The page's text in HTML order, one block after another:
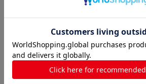
ELPA ライティングバ
ー用ライト AC100V